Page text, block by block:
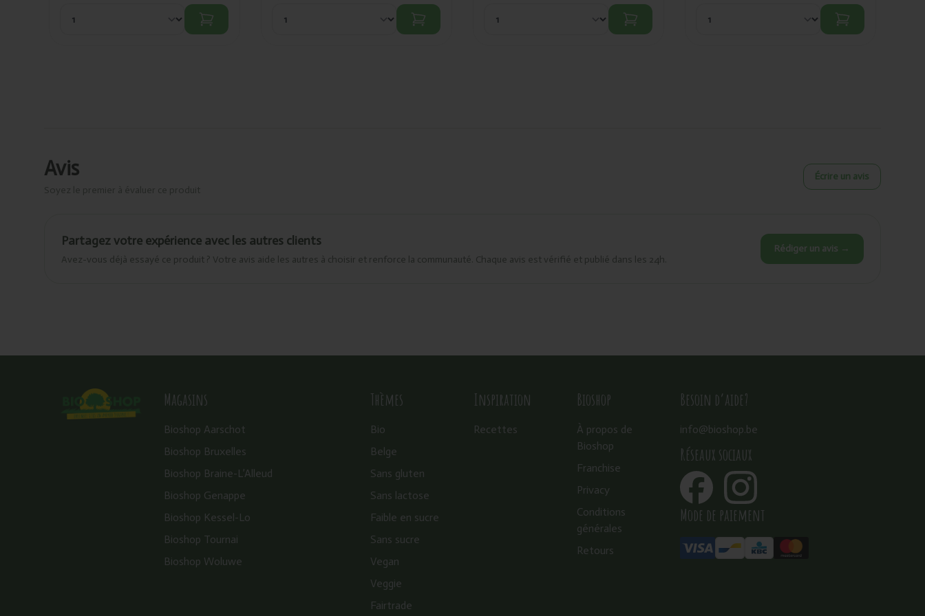
Avis Écrire un avis
Partagez votre expérience avec les autres clients
Avez-vous déjà essayé ce produit ? Votre avis aide les autres à choisir et renforce la communauté. Chaque avis est vérifié et publié dans les 24h.
Rédiger un avis →
Magasins
Bioshop Aarschot
Bioshop Bruxelles
Bioshop Braine-L’Alleud
Bioshop Genappe
Bioshop Kessel-Lo
Bioshop Tournai
Bioshop Woluwe
Thèmes
Bio
Belge
Sans gluten
Sans lactose
Faible en sucre
Sans sucre
Vegan
Veggie
Fairtrade
Inspiration
Recettes
Bioshop
À propos de
Bioshop
Franchise
Privacy
Conditions
générales
Retours
Besoin d’aide?
info@bioshop.be
Réseaux sociaux
Mode de paiement